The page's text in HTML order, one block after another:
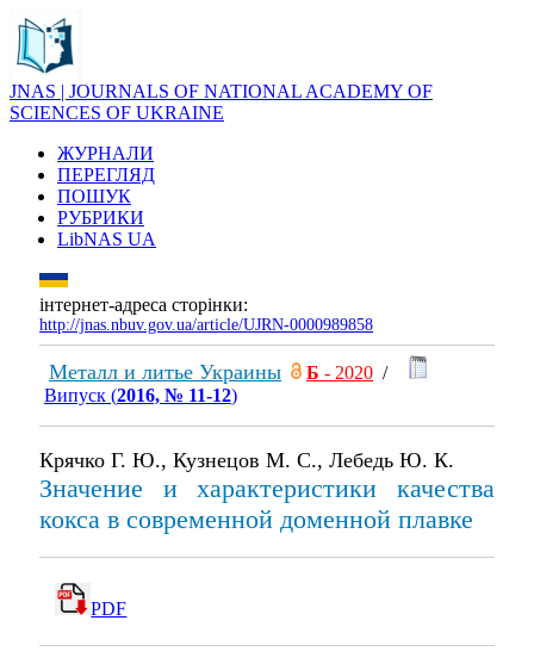
JNAS | JOURNALS OF NATIONAL ACADEMY OF
SCIENCES OF UKRAINE
ЖУРНАЛИ
ПЕРЕГЛЯД
ПОШУК
РУБРИКИ
LibNAS UA
інтернет-адреса сторінки:
http://jnas.nbuv.gov.ua/article/UJRN-0000989858
Металл и литье Украины Б - 2020 /
Випуск (2016, № 11-12)
Крячко Г. Ю., Кузнецов М. С., Лебедь Ю. К.
Значение и характеристики качества
кокса в современной доменной плавке
PDF